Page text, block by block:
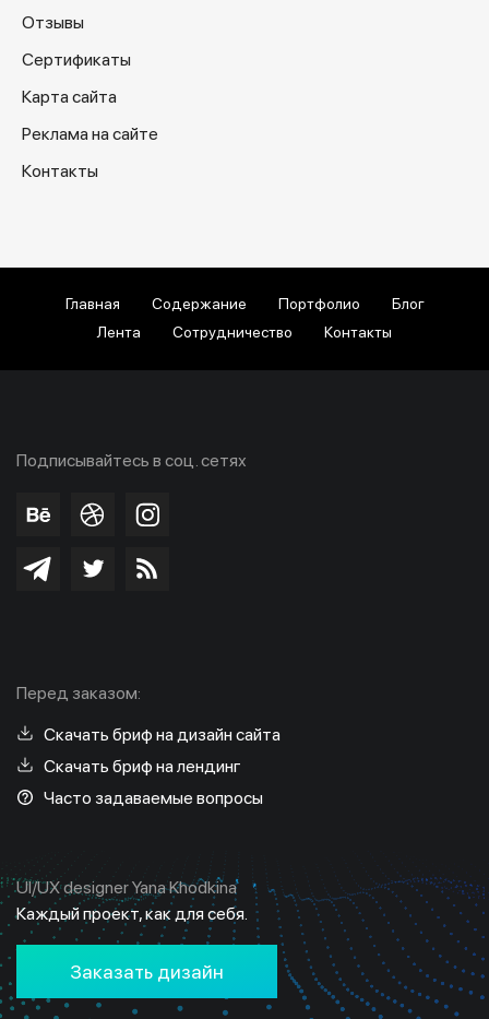
Отзывы
Сертификаты
Карта сайта
Реклама на сайте
Контакты
Главная Содержание Портфолио
Блог
Лента
Сотрудничество Контакты
Подписывайтесь в соц. сетях
Перед заказом:
Скачать бриф на дизайн сайта
Скачать бриф на лендинг
Часто задаваемые вопросы
UI/UX designer Yana Khodkina
Каждый проект, как для себя.
Заказать дизайн